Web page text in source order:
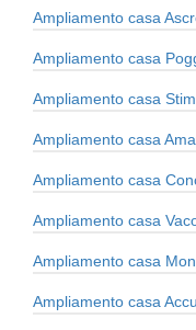
Ampliamento casa
Ampliamento casa
Ampliamento casa
Ampliamento casa
Ampliamento casa
Ampliamento casa
Ampliamento casa
Ampliamento casa